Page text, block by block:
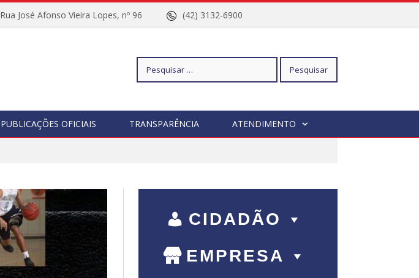
Rua José Afonso Vieira Lopes, nº 96 (42) 3132-6900
Pesquisar
PUBLICAÇÕES OFICIAIS TRANSPARÊNCIA ATENDIMENTO
CIDADÃO
EMPRESA